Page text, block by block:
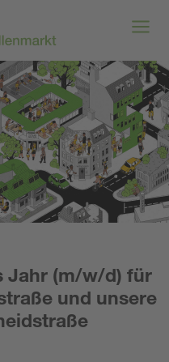
Jahr (m/w/d) für
und unsere